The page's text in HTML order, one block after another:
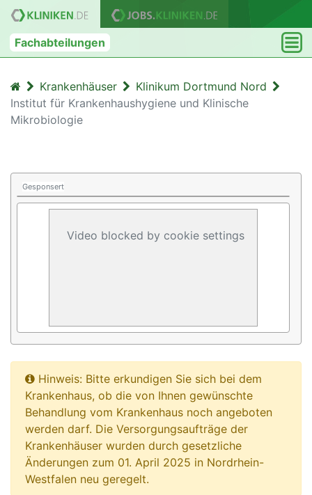
Fachabteilungen
Krankenhäuser
Klinikum Dortmund Nord
Institut für Krankenhaushygiene und Klinische
Mikrobiologie
Gesponsert
Video blocked by cookie settings
Hinweis: Bitte erkundigen Sie sich bei dem
Krankenhaus, ob die von Ihnen gewünschte
Behandlung vom Krankenhaus noch angeboten
werden darf. Die Versorgungsaufträge der
Krankenhäuser wurden durch gesetzliche
Änderungen zum 01. April 2025 in Nordrhein-
Westfalen neu geregelt.